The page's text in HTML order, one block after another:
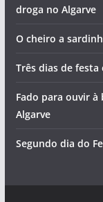
droga no Algarve
O cheiro a
Três dias de festa
Fado para ouvir
Algarve
Segundo dia do